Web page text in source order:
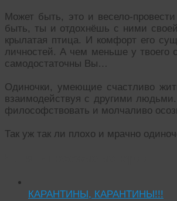
Может быть, это и весело-
быть, ты и отдохнёшь с ними
крылатая птица. И комфорт его
личностей. А чем меньше у твоего
самодостаточны Вы…
Одиночки, умеющие счастливо
взаимодействуя с другими
философствовать и молчаливо
Так уж так ли плохо и мрачно
КАРАНТИНЫ, КАРАНТИНЫ!!!